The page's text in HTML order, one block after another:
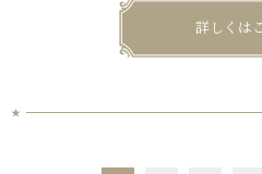
詳しくは